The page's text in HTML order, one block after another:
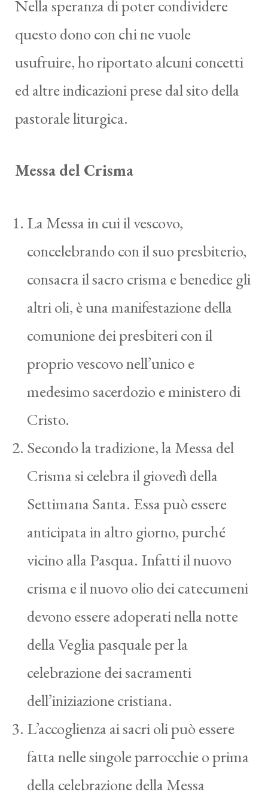
Nella speranza di poter condividere
questo dono con chi ne vuole
usufruire, ho riportato alcuni concetti
ed altre indicazioni prese dal sito della
pastorale liturgica.
Messa del Crisma
La Messa in cui il vescovo,
concelebrando con il suo presbiterio,
consacra il sacro crisma e benedice gli
altri oli, è una manifestazione della
comunione dei presbiteri con il
proprio vescovo nell’unico e
medesimo sacerdozio e ministero di
Cristo.
Secondo la tradizione, la Messa del
Crisma si celebra il giovedì della
Settimana Santa. Essa può essere
anticipata in altro giorno, purché
vicino alla Pasqua. Infatti il nuovo
crisma e il nuovo olio dei catecumeni
devono essere adoperati nella notte
della Veglia pasquale per la
celebrazione dei sacramenti
dell’iniziazione cristiana.
L’accoglienza ai sacri oli può essere
fatta nelle singole parrocchie o prima
della celebrazione della Messa